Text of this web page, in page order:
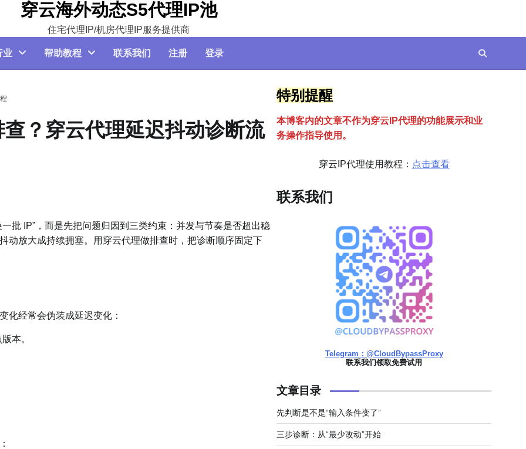
穿云海外动态S5代理IP池
住宅代理IP/机房代理IP服务提供商
业 帮助教程 联系我们 注册 登录
？穿云代理延迟抖动诊断流
批 IP”，而是先把问题归因到三类约束：并发与节奏是否超出稳
动放大成持续拥塞。用穿云代理做排查时，把诊断顺序固定下
化经常会伪装成延迟变化：
本。
特别提醒
本博客内的文章不作为穿云 P代理的功能展示和业
务操作指导使用。
穿云IP代理使用教程： 点击查看
联系我们
Telegram：@CloudBypassProxy
联系我们领取免费试用
文章目录
先判断是不是“输入条件变了”
三步诊断：从“最少改动”开始